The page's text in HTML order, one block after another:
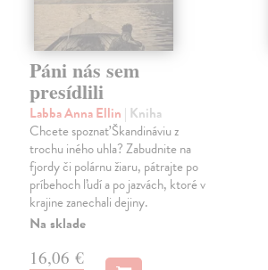
Páni nás sem
presídlili
Labba Anna Ellin | Kniha
Chcete spoznať Škandináviu z
trochu iného uhla? Zabudnite na
fjordy či polárnu žiaru, pátrajte po
príbehoch ľudí a po jazvách, ktoré v
krajine zanechali dejiny.
Na sklade
16,06 €